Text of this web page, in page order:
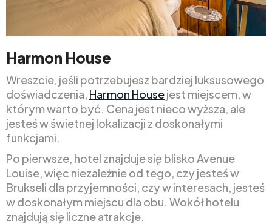
Harmon House
Wreszcie, jeśli potrzebujesz bardziej luksusowego
doświadczenia, Harmon Housejest miejscem, w
którym warto być. Cena jest nieco wyższa, ale
jesteś w świetnej lokalizacji z doskonałymi
funkcjami.
Po pierwsze, hotel znajduje się blisko Avenue
Louise, więc niezależnie od tego, czy jesteś w
Brukseli dla przyjemności, czy w interesach, jesteś
w doskonałym miejscu dla obu. Wokół hotelu
znajdują się liczne atrakcje.